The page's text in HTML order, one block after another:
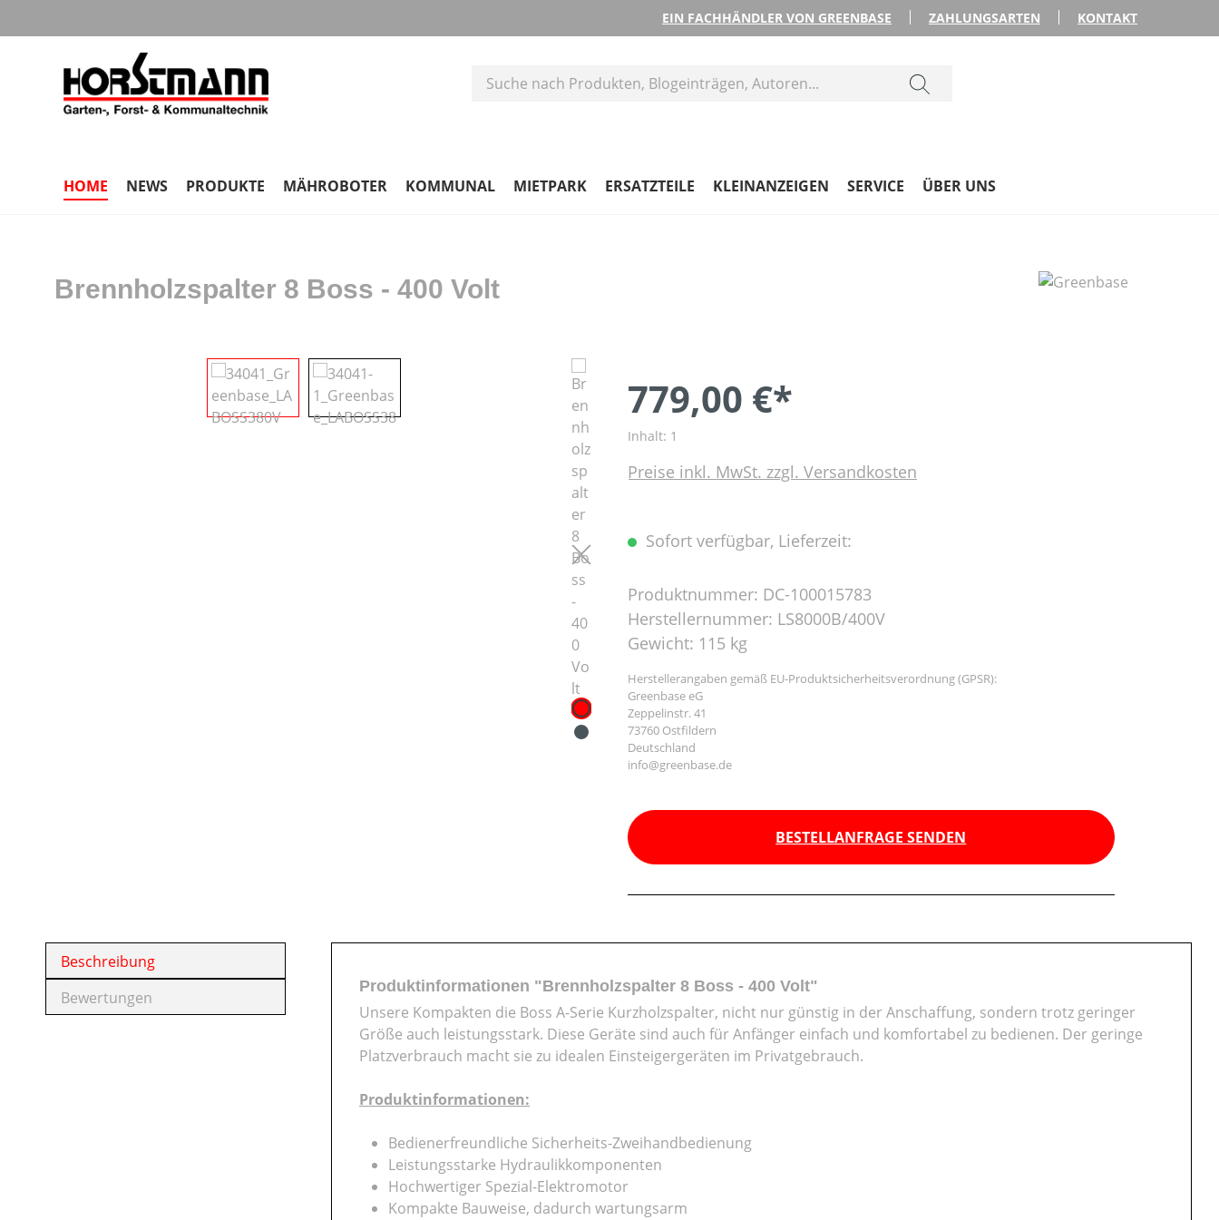
EIN FACHHÄNDLER VON GREENBASE ZAHLUNGSARTEN KONTAKT
HOME NEWS PRODUKTE MÄHROBOTER KOMMUNAL MIETPARK ERSATZTEILE KLEINANZEIGEN SERVICE ÜBER UNS
Brennholzspalter 8 Boss - 400 Volt
Bildergalerie überspringen
779,00 €*
Inhalt: 1
Preise inkl. MwSt. zzgl. Versandkosten
Sofort verfügbar, Lieferzeit:
Produktnummer: DC-100015783
Herstellernummer: LS8000B/400V
Gewicht: 115 kg
Herstellerangaben gemäß EU-Produktsicherheitsverordnung (GPSR):
Greenbase eG
Zeppelinstr. 41
73760 Ostfildern
Deutschland
info@greenbase.de
BESTELLANFRAGE SENDEN
Beschreibung
Bewertungen
Produktinformationen "Brennholzspalter 8 Boss - 400 Volt"
Unsere Kompakten die Boss A-Serie Kurzholzspalter, nicht nur günstig in der Anschaffung, sondern trotz geringer
Größe auch leistungsstark. Diese Geräte sind auch für Anfänger einfach und komfortabel zu bedienen. Der geringe
Platzverbrauch macht sie zu idealen Einsteigergeräten im Privatgebrauch.
Produktinformationen:
Bedienerfreundliche Sicherheits-Zweihandbedienung
Leistungsstarke Hydraulikkomponenten
Hochwertiger Spezial-Elektromotor
Kompakte Bauweise, dadurch wartungsarm